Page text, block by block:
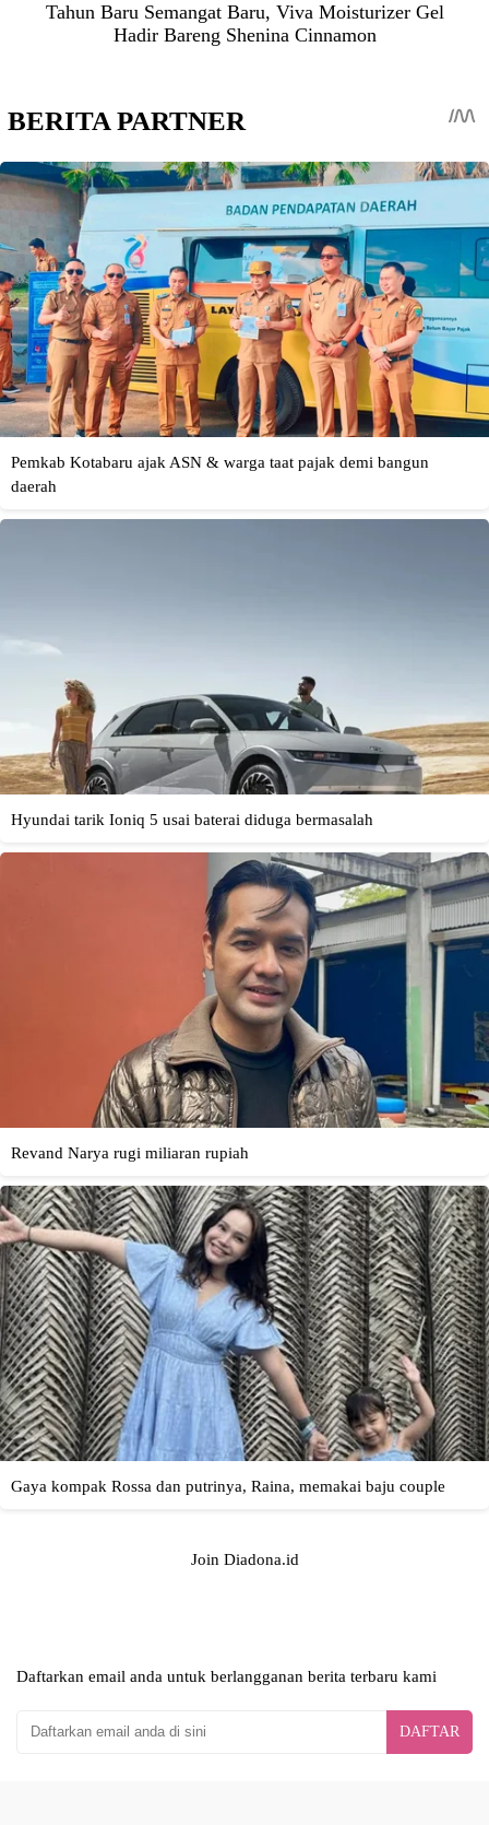
Tahun Baru Semangat Baru, Viva Moisturizer Gel
Hadir Bareng Shenina Cinnamon
Join Diadona.id
Daftarkan email anda untuk berlangganan berita terbaru kami
DAFTAR